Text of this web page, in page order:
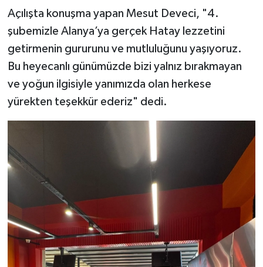
Açılışta konuşma yapan Mesut Deveci, "4.
şubemizle Alanya’ya gerçek Hatay lezzetini
getirmenin gururunu ve mutluluğunu yaşıyoruz.
Bu heyecanlı günümüzde bizi yalnız bırakmayan
ve yoğun ilgisiyle yanımızda olan herkese
yürekten teşekkür ederiz" dedi.